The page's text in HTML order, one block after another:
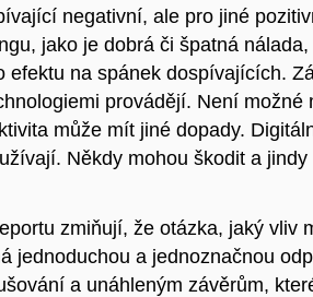
negativní, ale pro jiné
jako je dobrá či špatná
efektu na spánek dospívajících.
provádějí. Není možné
může mít jiné dopady.
Někdy mohou škodit a jindy
zmiňují, že otázka, jaký vliv
jednoduchou a jednoznačnou
a unáhleným závěrům,